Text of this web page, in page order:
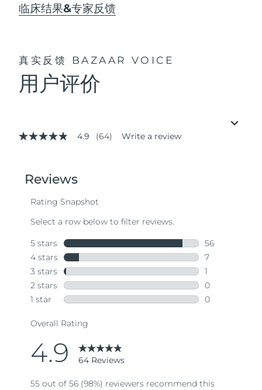
临床结果&专家反馈
真实反馈 BAZAAR VOICE
用户评价
4.9
stars,
average
value.
Same
page
link.
4.9 (64) Write a review